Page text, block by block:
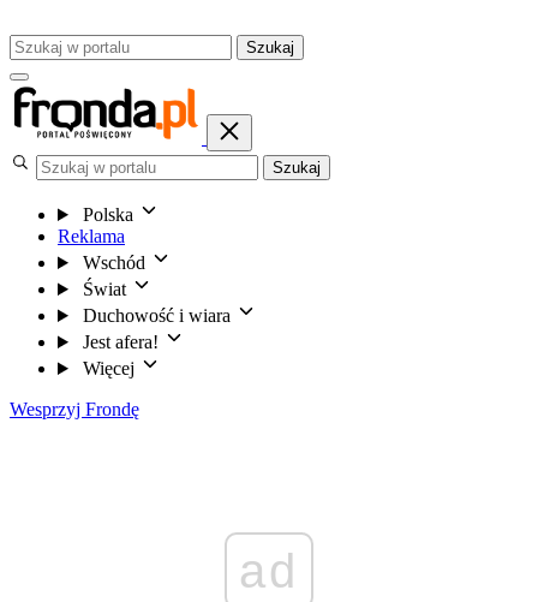
Szukaj
Szukaj
Polska
Reklama
Wschód
Świat
Duchowość i wiara
Jest afera!
Więcej
Wesprzyj Frondę
ad